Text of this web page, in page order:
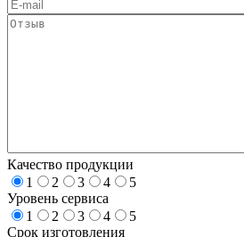
Качество продукции
1
2 3 4
5
Уровень сервиса
1
2 3 4
5
Срок изготовления